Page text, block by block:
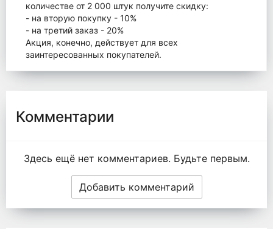
количестве от 2 000 штук получите скидку:
- на вторую покупку - 10%
- на третий заказ - 20%
Акция, конечно, действует для всех
заинтересованных покупателей.
Комментарии
Здесь ещё нет комментариев. Будьте первым.
Добавить комментарий